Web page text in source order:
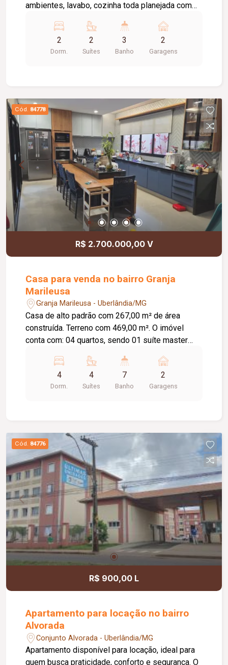
ambientes, lavabo, cozinha toda planejada com
02 vagas de garagem, portão eletrônico.
2
Dorm.
2
Suítes
3
Banho
2
Garagens
Cód. 84778
R$ 2.700.000,00 V
Casa para venda no bairro Granja
Marileusa
Granja Marileusa - Uberlândia/MG
Casa de alto padrão com 267,00 m² de área
construída. Terreno com 469,00 m². O imóvel
conta com: 04 quartos, sendo 01 suíte master
Lavabo; Sala de estar com pé-direito duplo
integrada à sala de jantar; Cozinha integrada com
armários planejados, torre quente e ilha;
Diferenciais: Projeto arquitetônico
contemporâneo em estilo industrial; Piso térreo
em porcelanato e piso superior em vinílico;
Escada com acabamento amadeirado Cumaru;
Sanitários Roca e metais Deca; Sistema de
energia fotovoltaica de 6.600 W; Água aquecida
em todas as torneiras, exceto no lavabo; Todos
os quartos e o escritório com ar-condicionado;
Janelas automatizadas; Automação residencial;
Sistema de irrigação automática dos jardins;
Ambientes amplos, integrados e com excelente
iluminação natural, proporcionando conforto,
funcionalidade e sofisticação.
4
Dorm.
4
Suítes
7
Banho
2
Garagens
Cód. 84776
R$ 900,00 L
Apartamento para locação no bairro
Alvorada
Conjunto Alvorada - Uberlândia/MG
Apartamento disponível para locação, ideal para
quem busca praticidade, conforto e segurança. O